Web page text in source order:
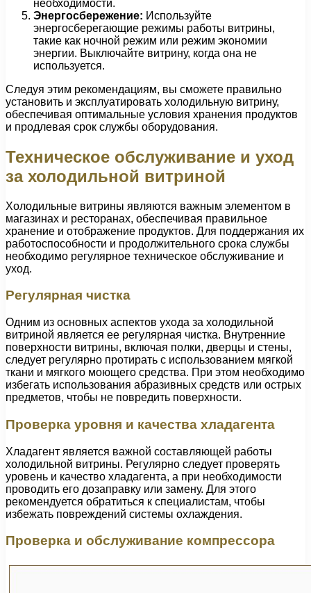
необходимости.
Энергосбережение: Используйте
энергосберегающие режимы работы витрины,
такие как ночной режим или режим экономии
энергии. Выключайте витрину, когда она не
используется.
Следуя этим рекомендациям, вы сможете правильно
установить и эксплуатировать холодильную витрину,
обеспечивая оптимальные условия хранения продуктов
и продлевая срок службы оборудования.
Техническое обслуживание и уход
за холодильной витриной
Холодильные витрины являются важным элементом в
магазинах и ресторанах, обеспечивая правильное
хранение и отображение продуктов. Для поддержания их
работоспособности и продолжительного срока службы
необходимо регулярное техническое обслуживание и
уход.
Регулярная чистка
Одним из основных аспектов ухода за холодильной
витриной является ее регулярная чистка. Внутренние
поверхности витрины, включая полки, дверцы и стены,
следует регулярно протирать с использованием мягкой
ткани и мягкого моющего средства. При этом необходимо
избегать использования абразивных средств или острых
предметов, чтобы не повредить поверхности.
Проверка уровня и качества хладагента
Хладагент является важной составляющей работы
холодильной витрины. Регулярно следует проверять
уровень и качество хладагента, а при необходимости
проводить его дозаправку или замену. Для этого
рекомендуется обратиться к специалистам, чтобы
избежать повреждений системы охлаждения.
Проверка и обслуживание компрессора